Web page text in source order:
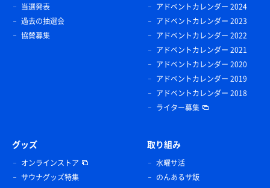
当選発表
過去の抽選会
協賛募集
アドベントカレンダー 2024
アドベントカレンダー 2023
アドベントカレンダー 2022
アドベントカレンダー 2021
アドベントカレンダー 2020
アドベントカレンダー 2019
アドベントカレンダー 2018
ライター募集
グッズ
オンラインストア
サウナグッズ特集
取り組み
水曜サ活
のんあるサ飯